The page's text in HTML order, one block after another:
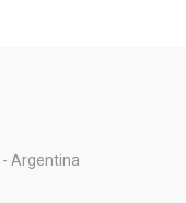
- Argentina